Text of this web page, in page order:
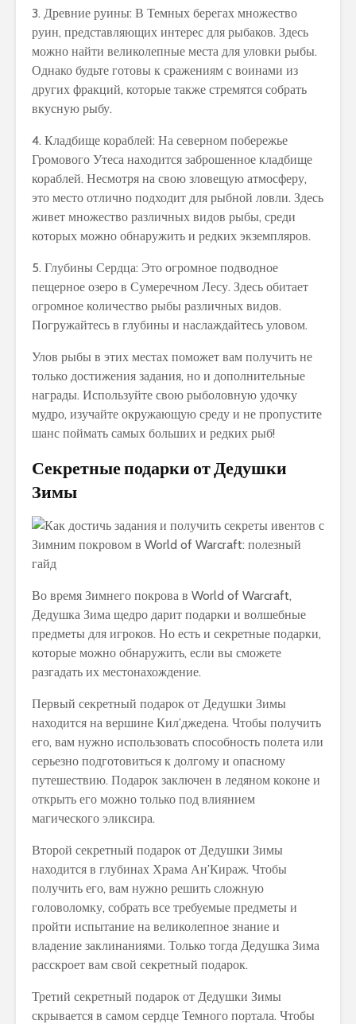
3. Древние руины: В Темных берегах множество
руин, представляющих интерес для рыбаков. Здесь
можно найти великолепные места для уловки рыбы.
Однако будьте готовы к сражениям с воинами из
других фракций, которые также стремятся собрать
вкусную рыбу.
4. Кладбище кораблей: На северном побережье
Громового Утеса находится заброшенное кладбище
кораблей. Несмотря на свою зловещую атмосферу,
это место отлично подходит для рыбной ловли. Здесь
живет множество различных видов рыбы, среди
которых можно обнаружить и редких экземпляров.
5. Глубины Сердца: Это огромное подводное
пещерное озеро в Сумеречном Лесу. Здесь обитает
огромное количество рыбы различных видов.
Погружайтесь в глубины и наслаждайтесь уловом.
Улов рыбы в этих местах поможет вам получить не
только достижения задания, но и дополнительные
награды. Используйте свою рыболовную удочку
мудро, изучайте окружающую среду и не пропустите
шанс поймать самых больших и редких рыб!
Секретные подарки от Дедушки
Зимы
Во время Зимнего покрова в World of Warcraft,
Дедушка Зима щедро дарит подарки и волшебные
предметы для игроков. Но есть и секретные подарки,
которые можно обнаружить, если вы сможете
разгадать их местонахождение.
Первый секретный подарок от Дедушки Зимы
находится на вершине Кил’джедена. Чтобы получить
его, вам нужно использовать способность полета или
серьезно подготовиться к долгому и опасному
путешествию. Подарок заключен в ледяном коконе и
открыть его можно только под влиянием
магического эликсира.
Второй секретный подарок от Дедушки Зимы
находится в глубинах Храма Ан’Кираж. Чтобы
получить его, вам нужно решить сложную
головоломку, собрать все требуемые предметы и
пройти испытание на великолепное знание и
владение заклинаниями. Только тогда Дедушка Зима
расскроет вам свой секретный подарок.
Третий секретный подарок от Дедушки Зимы
скрывается в самом сердце Темного портала. Чтобы